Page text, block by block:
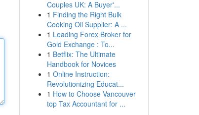
Couples UK: A Buyer'...
1 Finding the Right Bulk
Cooking Oil Supplier: A ...
1 Leading Forex Broker for
Gold Exchange : To...
1 Betflix: The Ultimate
Handbook for Novices
1 Online Instruction:
Revolutionizing Educat...
1 How to Choose Vancouver
top Tax Accountant for ...